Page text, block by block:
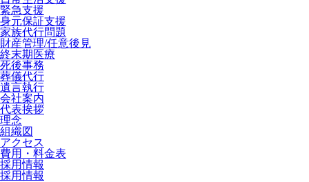
緊急支援
身元保証支援
家族代行問題
財産管理/任意後見
終末期医療
死後事務
葬儀代行
遺言執行
会社案内
代表挨拶
理念
組織図
アクセス
費用・料金表
採用情報
採用情報